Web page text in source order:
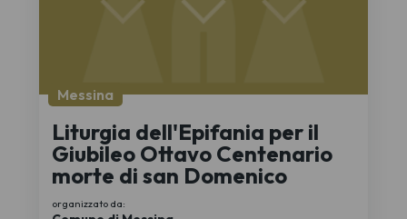
Messina
Liturgia dell'Epifania per il
Giubileo Ottavo Centenario
morte di san Domenico
organizzato da: